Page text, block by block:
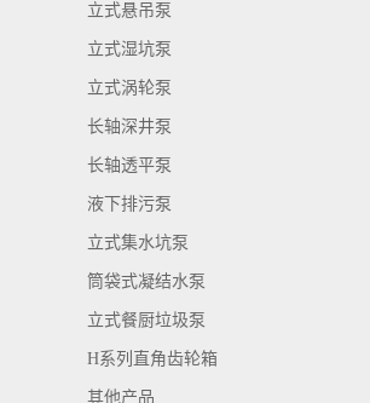
立式悬吊泵
立式湿坑泵
立式涡轮泵
长轴深井泵
长轴透平泵
液下排污泵
立式集水坑泵
筒袋式凝结水泵
立式餐厨垃圾泵
H系列直角齿轮箱
其他产品